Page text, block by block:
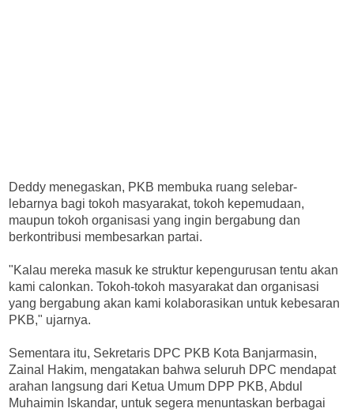
Deddy menegaskan, PKB membuka ruang selebar-
lebarnya bagi tokoh masyarakat, tokoh kepemudaan,
maupun tokoh organisasi yang ingin bergabung dan
berkontribusi membesarkan partai.
"Kalau mereka masuk ke struktur kepengurusan tentu akan
kami calonkan. Tokoh-tokoh masyarakat dan organisasi
yang bergabung akan kami kolaborasikan untuk kebesaran
PKB," ujarnya.
Sementara itu, Sekretaris DPC PKB Kota Banjarmasin,
Zainal Hakim, mengatakan bahwa seluruh DPC mendapat
arahan langsung dari Ketua Umum DPP PKB, Abdul
Muhaimin Iskandar, untuk segera menuntaskan berbagai